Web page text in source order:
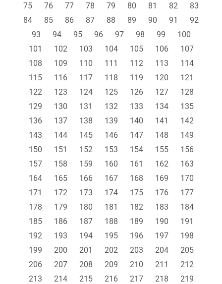
75
76 77 78 79 80 81 82
83
84
85 86 87 88 89 90 91
92
93
94 95 96 97 98 99
100
101
102 103 104 105 106
107
108
109 110 111 112 113
114
115
116 117 118 119 120
121
122
123 124 125 126 127
128
129
130 131 132 133 134
135
136
137 138 139 140 141
142
143
144 145 146 147 148
149
150
151 152 153 154 155
156
157
158 159 160 161 162
163
164
165 166 167 168 169
170
171
172 173 174 175 176
177
178
179 180 181 182 183
184
185
186 187 188 189 190
191
192
193 194 195 196 197
198
199
200 201 202 203 204
205
206
207 208 209 210 211
212
213
214 215 216 217 218
219